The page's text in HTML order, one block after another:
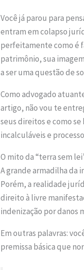
Você já parou para
entram em colapso
perfeitamente como é
patrimônio, sua
a ser uma questão de
Como advogado
artigo, não vou te
seus direitos e como
incalculáveis e
O mito da “terra sem
A grande armadilha da
Porém, a realidade
direito à livre
indenização por danos
Em outras palavras:
premissa básica que